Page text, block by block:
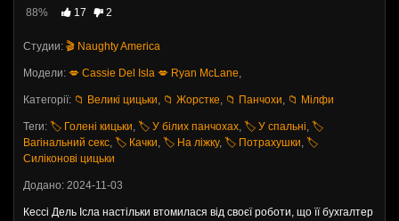
88% 17 2
Студии: 🎬 Naughty America
Модели: 💋 Cassie Del Isla 💋 Ryan McLane,
Категорії: 📁 Великі цицьки, 📁 Жорстке, 📁 Панчохи, 📁 Мілфи
Теги: 🏷️ Голені кицьки, 🏷️ У білих панчохах, 🏷️ У спальні, 🏷️
Вагінальний секс, 🏷️ Качки, 🏷️ На ліжку, 🏷️ Потрахушки, 🏷️
Силіконові цицьки
Додано: 2024-11-03
Кессі Дель Ісла настільки втомилася від своєї роботи, що її бухгалтер